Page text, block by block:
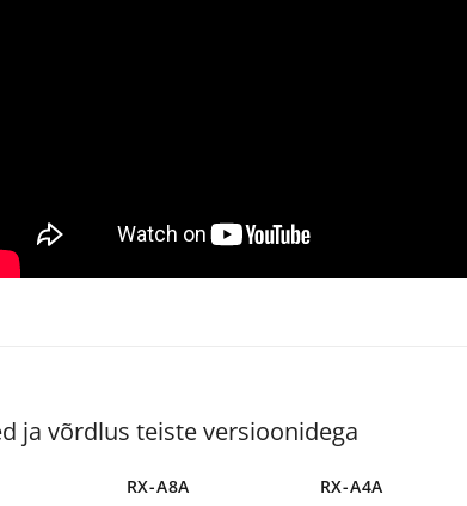
ja võrdlus teiste versioonidega
RX-A8A RX-A4A